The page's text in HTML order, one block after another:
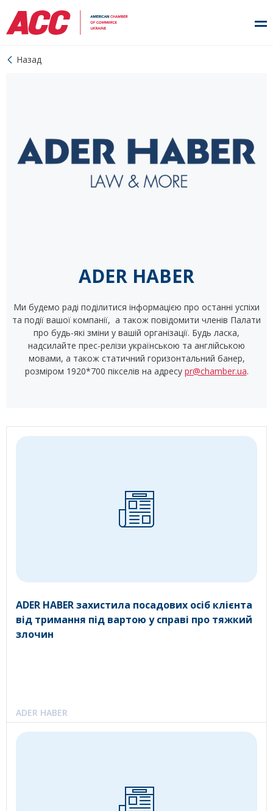
Назад
ADER HABER
Ми будемо раді поділитися інформацією про останні успіхи
та події вашої компанії, а також повідомити членів Палати
про будь-які зміни у вашій організації. Будь ласка,
надсилайте прес-релізи українською та англійською
мовами, а також статичний горизонтальний банер,
розміром 1920*700 пікселів на адресу pr@chamber.ua.
ADER HABER захистила посадових осіб клієнта
від тримання під вартою у справі про тяжкий
злочин
ADER HABER